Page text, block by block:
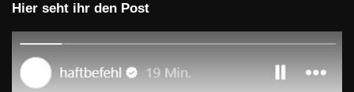
Hier seht ihr den Post